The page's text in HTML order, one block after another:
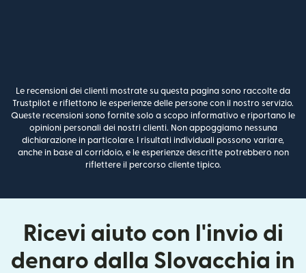
Le recensioni dei clienti mostrate su questa pagina sono raccolte da
Trustpilot e riflettono le esperienze delle persone con il nostro servizio.
Queste recensioni sono fornite solo a scopo informativo e riportano le
opinioni personali dei nostri clienti. Non appoggiamo nessuna
dichiarazione in particolare. I risultati individuali possono variare,
anche in base al corridoio, e le esperienze descritte potrebbero non
riflettere il percorso cliente tipico.
Ricevi aiuto con l'invio di
denaro dalla Slovacchia in